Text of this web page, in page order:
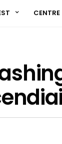
CENTRE